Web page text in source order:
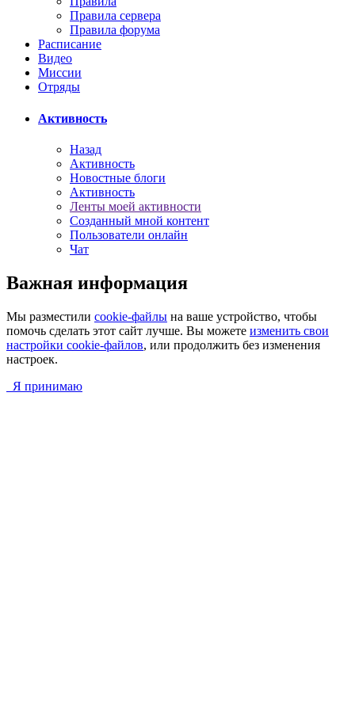
Правила сервера
Правила форума
Расписание
Видео
Миссии
Отряды
Активность
Назад
Активность
Новостные блоги
Активность
Ленты моей активности
Созданный мной контент
Пользователи онлайн
Чат
Важная информация
Мы разместили cookie-файлы на ваше устройство, чтобы
помочь сделать этот сайт лучше. Вы можете изменить свои
настройки cookie-файлов, или продолжить без изменения
настроек.
Я принимаю